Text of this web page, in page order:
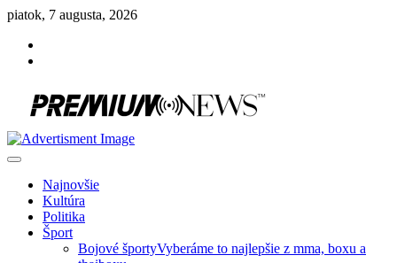
Skip
content
piatok, 7 augusta, 2026
Najnovšie
Kultúra
Politika
Šport
Bojové športyVyberáme to najlepšie z mma, boxu a